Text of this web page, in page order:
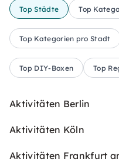
Top Städte Top
Top Kategorien pro Stadt
Top DIY-Boxen Top
Aktivitäten Berlin
Aktivitäten Köln
Aktivitäten Frankfurt